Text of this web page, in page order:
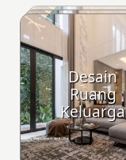
Desain
Ruang
Keluarga